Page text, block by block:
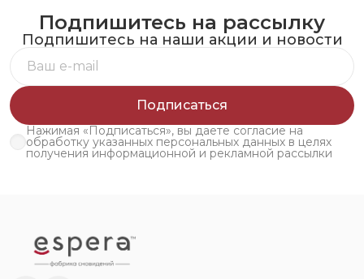
Подпишитесь на рассылку
Подпишитесь на наши акции и новости
Подписаться
Нажимая «Подписаться», вы даете согласие на
обработку указанных персональных данных в целях
получения информационной и рекламной рассылки